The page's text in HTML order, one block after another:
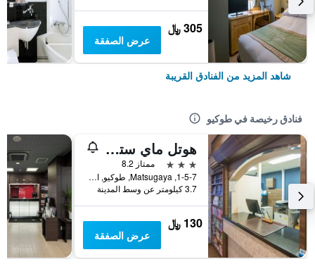
305 ﷼
عرض الصفقة
شاهد المزيد من الفنادق القريبة
فنادق رخيصة في طوكيو
هوتل ماي ستايز أوينو إناريتشو
3 نجوم
ممتاز 8.2
1-5-7, Matsugaya, طوكيو, اليابان
3.7 كيلومتر عن وسط المدينة
130 ﷼
عرض الصفقة